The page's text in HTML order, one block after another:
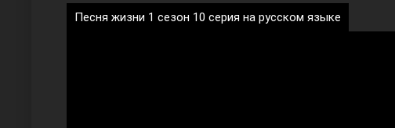
Песня жизни 1 сезон 10 серия на русском языке